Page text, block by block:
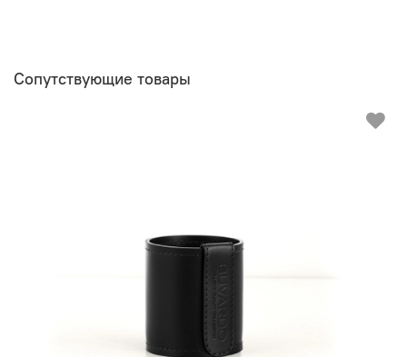
Сопутствующие товары